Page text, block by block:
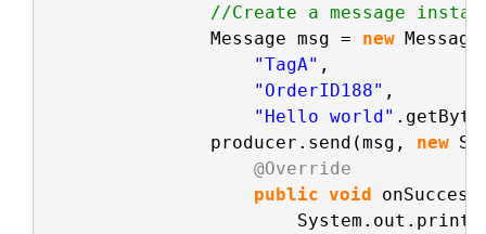
//Create a message
Message msg = new
"TagA" ,
"OrderID188" ,
"Hello world"
producer.send(msg, new
@Override
public void